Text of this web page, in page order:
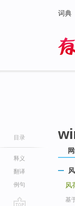
词典
目录
释义
翻译
例句
风
基